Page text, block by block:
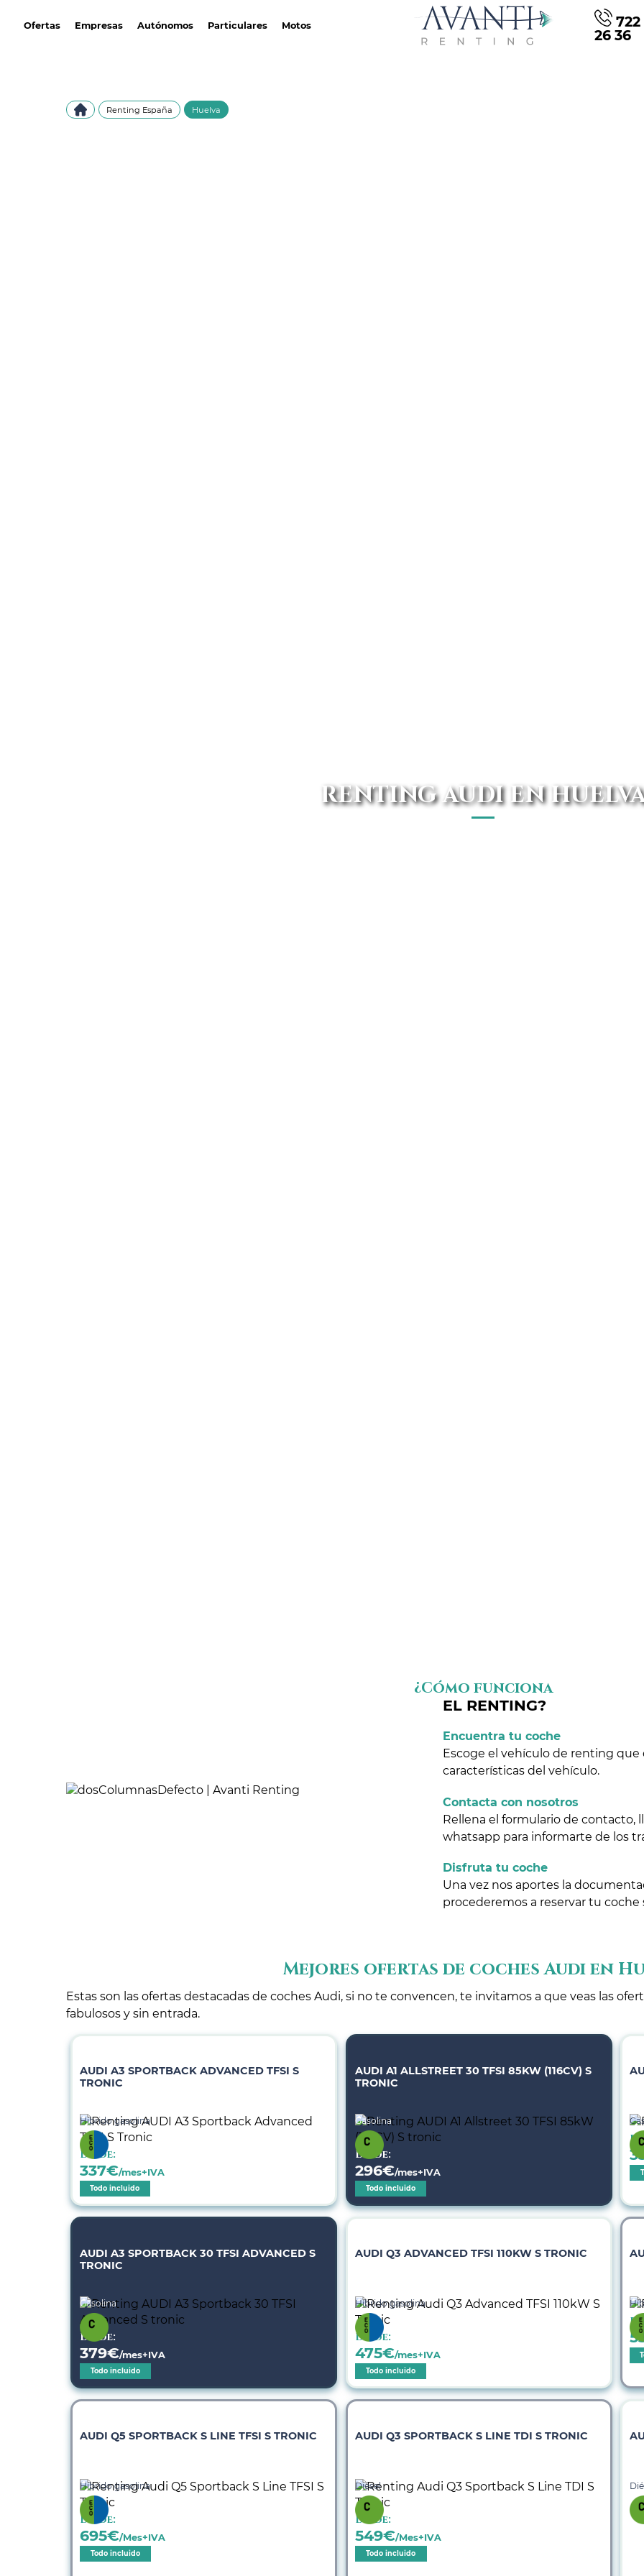
Ofertas Empresas Autónomos Particulares Motos 722
26 36
Renting España Huelva
RENTING AUDI EN
¿Cómo funciona
EL RENTING?
Encuentra tu coche
Escoge el vehículo de renting
características del vehículo.
Contacta con nosotros
Rellena el formulario de contacto,
whatsapp para informarte de los
Disfruta tu coche
Una vez nos aportes la
procederemos a reservar tu
Mejores ofertas de coches Audi en
Estas son las ofertas destacadas de coches Audi, si no te convencen, te invitamos a que veas las
fabulosos y sin entrada.
AUDI A3 SPORTBACK ADVANCED TFSI S
TRONIC
Híbrido gasolina
Desde:
337€/mes+IVA
Todo incluido
AUDI A1 ALLSTREET 30 TFSI 85KW (116CV) S
TRONIC
Gasolina
Desde:
296€/mes+IVA
Todo incluido
AUDI A3 SPORTBACK 30 TFSI ADVANCED S
TRONIC
Gasolina
Desde:
379€/mes+IVA
Todo incluido
AUDI Q3 ADVANCED TFSI 110KW S TRONIC
Híbrido gasolina
Desde:
475€/mes+IVA
Todo incluido
AUDI Q5 SPORTBACK S LINE TFSI S TRONIC
Híbrido gasolina
Desde:
695€/Mes+IVA
Todo incluido
AUDI Q3 SPORTBACK S LINE TDI S TRONIC
Diésel
Desde:
549€/Mes+IVA
Todo incluido